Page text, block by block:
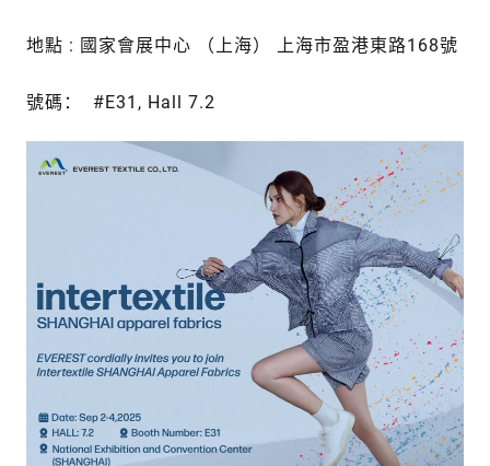
地點 : 國家會展中心 （上海） 上海市盈港東路168號
號碼： #E31, Hall 7.2